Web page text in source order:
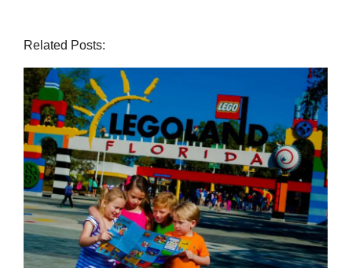
Related Posts: